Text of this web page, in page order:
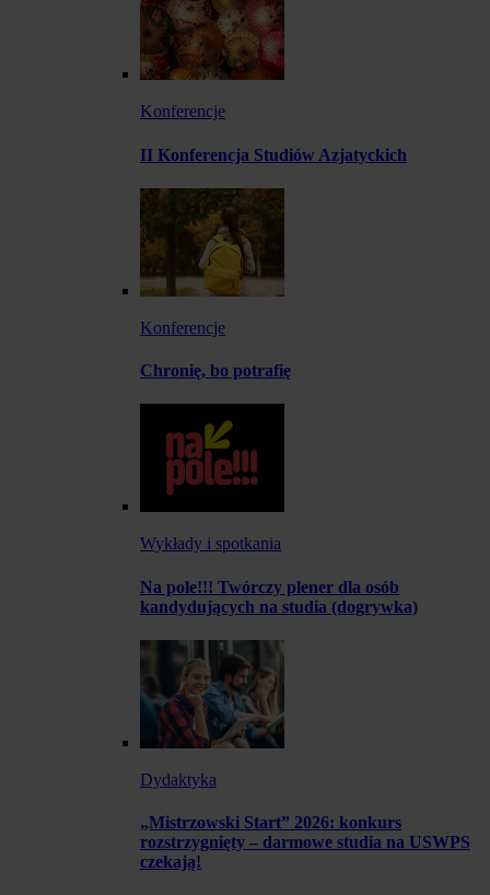
Konferencje
II Konferencja Studiów Azjatyckich
Konferencje
Chronię, bo potrafię
Wykłady i spotkania
Na pole!!! Twórczy plener dla osób
kandydujących na studia (dogrywka)
Dydaktyka
„Mistrzowski Start” 2026: konkurs
rozstrzygnięty – darmowe studia na USWPS
czekają!